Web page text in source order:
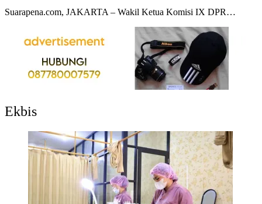
Suarapena.com, JAKARTA – Wakil Ketua Komisi IX DPR…
Ekbis